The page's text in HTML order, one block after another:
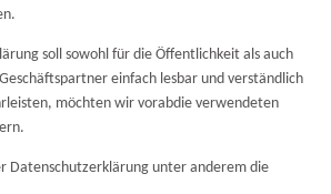
soll sowohl für die Öffentlichkeit als auch
einfach lesbar und verständlich
möchten wir vorabdie verwendeten
Datenschutzerklärung unter anderem die